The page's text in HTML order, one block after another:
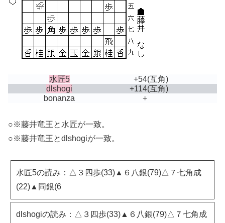
水匠5 +54(互角)
dlshogi
+114(互角)
bonanza
+
○※藤井竜王と水匠が一致。
○※藤井竜王とdlshogiが一致。
水匠5の読み：△３四歩(33)▲６八銀(79)△７七角成
(22)▲同銀(6
dlshogiの読み：△３四歩(33)▲６八銀(79)△７七角成